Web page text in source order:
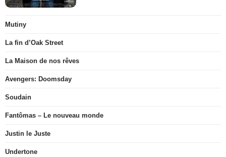
Mutiny
La fin d’Oak Street
La Maison de nos rêves
Avengers: Doomsday
Soudain
Fantômas – Le nouveau monde
Justin le Juste
Undertone